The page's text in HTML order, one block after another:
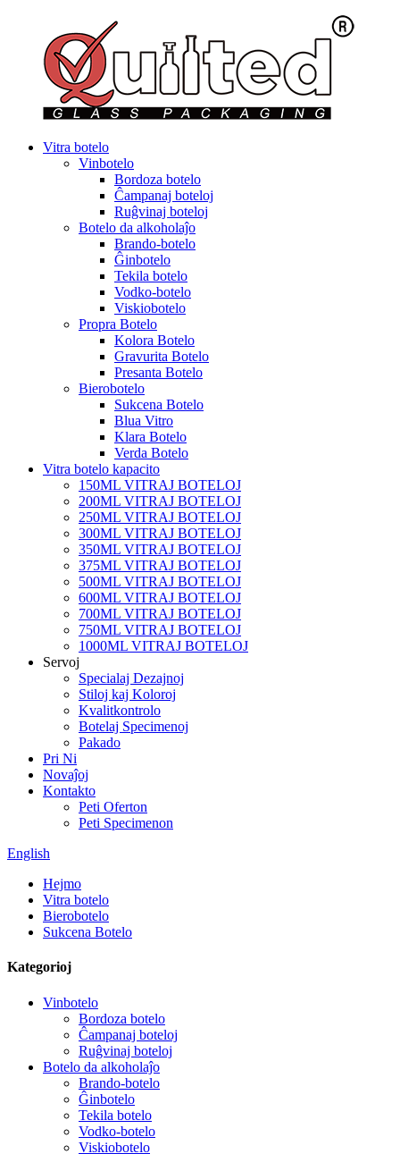
Vitra botelo
Vinbotelo
Bordoza botelo
Ĉampanaj boteloj
Ruĝvinaj boteloj
Botelo da alkoholaĵo
Brando-botelo
Ĝinbotelo
Tekila botelo
Vodko-botelo
Viskiobotelo
Propra Botelo
Kolora Botelo
Gravurita Botelo
Presanta Botelo
Bierobotelo
Sukcena Botelo
Blua Vitro
Klara Botelo
Verda Botelo
Vitra botelo kapacito
150ML VITRAJ BOTELOJ
200ML VITRAJ BOTELOJ
250ML VITRAJ BOTELOJ
300ML VITRAJ BOTELOJ
350ML VITRAJ BOTELOJ
375ML VITRAJ BOTELOJ
500ML VITRAJ BOTELOJ
600ML VITRAJ BOTELOJ
700ML VITRAJ BOTELOJ
750ML VITRAJ BOTELOJ
1000ML VITRAJ BOTELOJ
Servoj
Specialaj Dezajnoj
Stiloj kaj Koloroj
Kvalitkontrolo
Botelaj Specimenoj
Pakado
Pri Ni
Novaĵoj
Kontakto
Peti Oferton
Peti Specimenon
English
Hejmo
Vitra botelo
Bierobotelo
Sukcena Botelo
Kategorioj
Vinbotelo
Bordoza botelo
Ĉampanaj boteloj
Ruĝvinaj boteloj
Botelo da alkoholaĵo
Brando-botelo
Ĝinbotelo
Tekila botelo
Vodko-botelo
Viskiobotelo